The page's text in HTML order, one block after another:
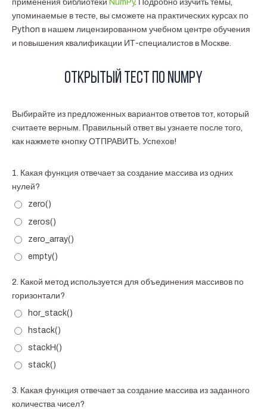
применения библиотеки NumPy. Подробно изучить темы,
упоминаемые в тесте, вы сможете на практических курсах по
Python в нашем лицензированном учебном центре обучения
и повышения квалификации ИТ-специалистов в Москве.
Открытый тест по NumPy
Выбирайте из предложенных вариантов ответов тот, который
считаете верным. Правильный ответ вы узнаете после того,
как нажмете кнопку ОТПРАВИТЬ. Успехов!
1. Какая функция отвечает за создание массива из одних
нулей?
zero()
zeros()
zero_array()
empty()
2. Какой метод используется для объединения массивов по
горизонтали?
hor_stack()
hstack()
stackH()
stack()
3. Какая функция отвечает за создание массива из заданного
количества чисел?